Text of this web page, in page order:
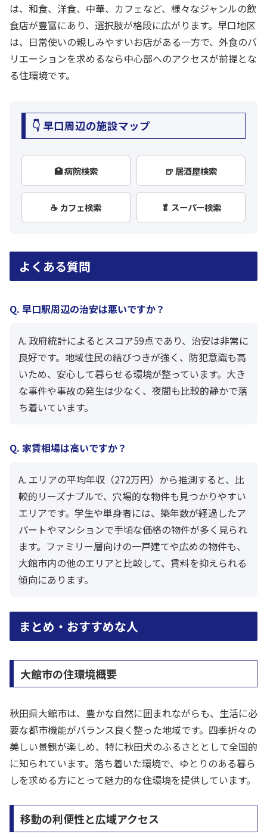
は、和食、洋食、中華、カフェなど、様々なジャンルの飲
食店が豊富にあり、選択肢が格段に広がります。早口地区
は、日常使いの親しみやすいお店がある一方で、外食のバ
リエーションを求めるなら中心部へのアクセスが前提とな
る住環境です。
👇 早口周辺の施設マップ
🏥 病院検索 🍺 居酒屋検索
☕ カフェ検索 🥬 スーパー検索
よくある質問
Q. 早口駅周辺の治安は悪いですか？
A. 政府統計によるとスコア59点であり、治安は非常に
良好です。地域住民の結びつきが強く、防犯意識も高
いため、安心して暮らせる環境が整っています。大き
な事件や事故の発生は少なく、夜間も比較的静かで落
ち着いています。
Q. 家賃相場は高いですか？
A. エリアの平均年収（272万円）から推測すると、比
較的リーズナブルで、穴場的な物件も見つかりやすい
エリアです。学生や単身者には、築年数が経過したア
パートやマンションで手頃な価格の物件が多く見られ
ます。ファミリー層向けの一戸建てや広めの物件も、
大館市内の他のエリアと比較して、賃料を抑えられる
傾向にあります。
まとめ・おすすめな人
大館市の住環境概要
秋田県大館市は、豊かな自然に囲まれながらも、生活に必
要な都市機能がバランス良く整った地域です。四季折々の
美しい景観が楽しめ、特に秋田犬のふるさととして全国的
に知られています。落ち着いた環境で、ゆとりのある暮ら
しを求める方にとって魅力的な住環境を提供しています。
移動の利便性と広域アクセス